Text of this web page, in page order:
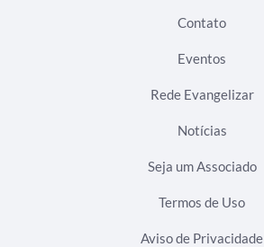
Contato
Eventos
Rede Evangelizar
Notícias
Seja um Associado
Termos de Uso
Aviso de Privacidade